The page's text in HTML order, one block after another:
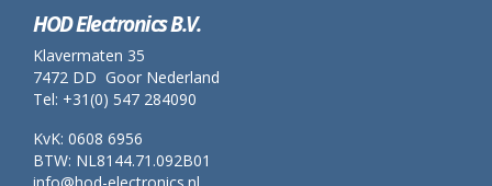
HOD Electronics B.V.
Klavermaten 35
7472 DD Goor Nederland
Tel: +31(0) 547 284090
KvK: 0608 6956
BTW: NL8144.71.092B01